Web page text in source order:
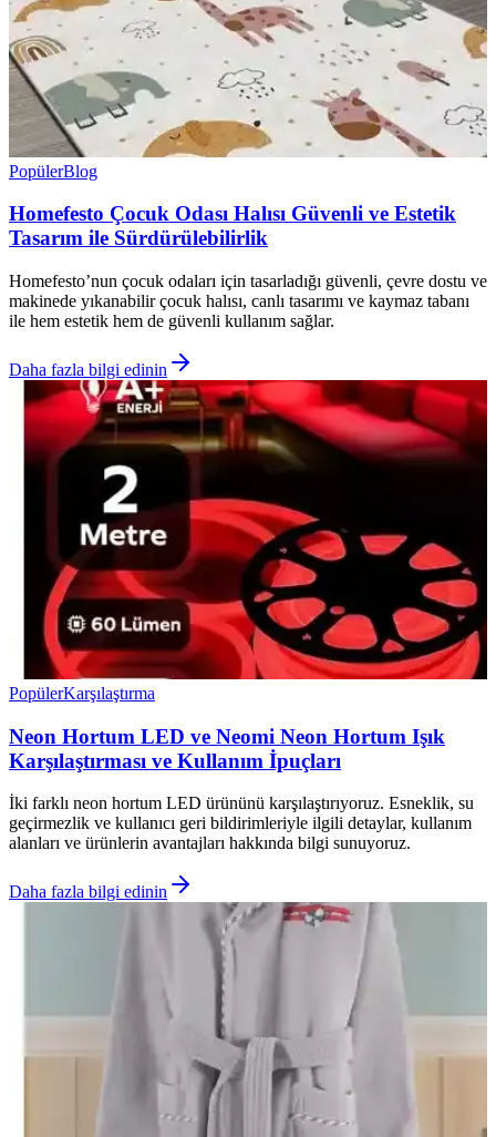
PopülerBlog
Homefesto Çocuk Odası Halısı Güvenli ve Estetik
Tasarım ile Sürdürülebilirlik
Homefesto’nun çocuk odaları için tasarladığı güvenli, çevre dostu ve
makinede yıkanabilir çocuk halısı, canlı tasarımı ve kaymaz tabanı
ile hem estetik hem de güvenli kullanım sağlar.
Daha fazla bilgi edinin
PopülerKarşılaştırma
Neon Hortum LED ve Neomi Neon Hortum Işık
Karşılaştırması ve Kullanım İpuçları
İki farklı neon hortum LED ürününü karşılaştırıyoruz. Esneklik, su
geçirmezlik ve kullanıcı geri bildirimleriyle ilgili detaylar, kullanım
alanları ve ürünlerin avantajları hakkında bilgi sunuyoruz.
Daha fazla bilgi edinin